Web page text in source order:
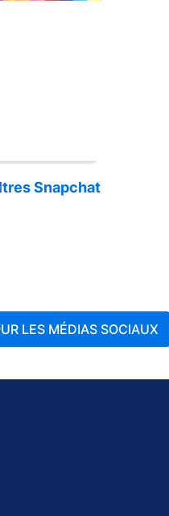
Snapchat
LES MÉDIAS SOCIAUX